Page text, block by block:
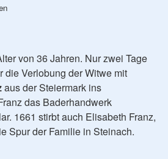
von 36 Jahren. Nur zwei Tage
die Verlobung der Witwe mit
aus der Steiermark ins
das Baderhandwerk
1661 stirbt auch Elisabeth Franz,
Spur der Familie in Steinach.